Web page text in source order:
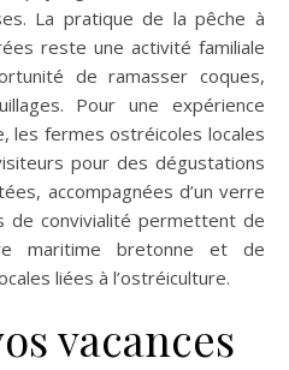
La pratique de la pêche à
reste une activité familiale
de ramasser coques,
Pour une expérience
les fermes ostréicoles locales
pour des dégustations
accompagnées d’un verre
de convivialité permettent de
maritime bretonne et de
liées à l’ostréiculture.
vacances